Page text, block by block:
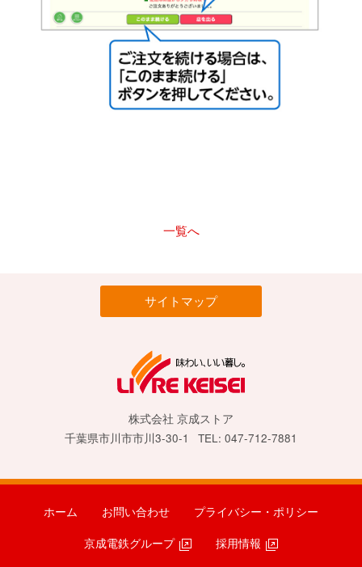
一覧へ
サイトマップ
株式会社 京成ストア
千葉県市川市市川3-30-1
TEL: 047-712-7881
ホーム お問い合わせ プライバシー・ポリシー
京成電鉄グループ 採用情報